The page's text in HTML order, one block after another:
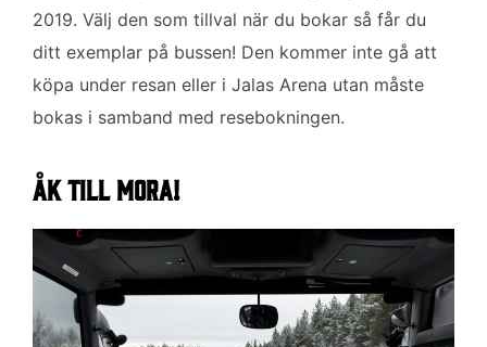
2019. Välj den som tillval när du bokar så får du
ditt exemplar på bussen! Den kommer inte gå att
köpa under resan eller i Jalas Arena utan måste
bokas i samband med resebokningen.
Åk till Mora!